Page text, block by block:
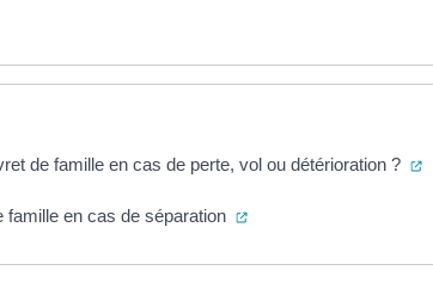
de famille en cas de perte, vol ou détérioration ?
famille en cas de séparation (ouverture dans un